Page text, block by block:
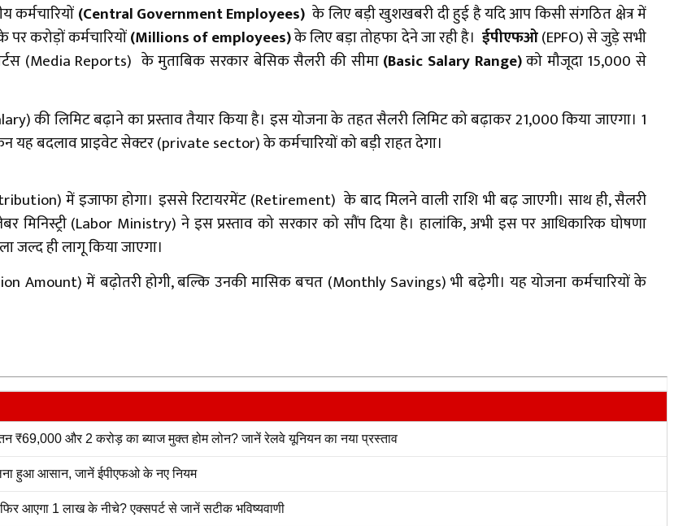
(Central Government Employees) के लिए बड़ी खुशखबरी दी हुई है यदि आप किसी संगठित क्षेत्र में
करोड़ों कर्मचारियों(Millions of employees)के लिए बड़ा तोहफा देने जा रही है। ईपीएफओ(EPFO)से जुड़े सभी
(Media Reports) के मुताबिक सरकार बेसिक सैलरी की सीमा(Basic Salary Range)को मौजूदा ₹15,000 से
की लिमिट बढ़ाने का प्रस्ताव तैयार किया है। इस योजना के तहत सैलरी लिमिट को बढ़ाकर ₹21,000 किया जाएगा। 1
बदलाव प्राइवेट सेक्टर (private sector) के कर्मचारियों को बड़ी राहत देगा।
में इजाफा होगा। इससे रिटायरमेंट (Retirement) के बाद मिलने वाली राशि भी बढ़ जाएगी। साथ ही, सैलरी
(Labor Ministry) ने इस प्रस्ताव को सरकार को सौंप दिया है। हालांकि, अभी इस पर आधिकारिक घोषणा
जल्द ही लागू किया जाएगा।
Amount) में बढ़ोतरी होगी, बल्कि उनकी मासिक बचत (Monthly Savings) भी बढ़ेगी। यह योजना कर्मचारियों के
₹69,000 और 2 करोड़ का ब्याज मुक्त होम लोन? जानें रेलवे यूनियन का नया प्रस्ताव
हुआ आसान, जानें ईपीएफओ के नए नियम
आएगा 1 लाख के नीचे? एक्सपर्ट से जानें सटीक भविष्यवाणी